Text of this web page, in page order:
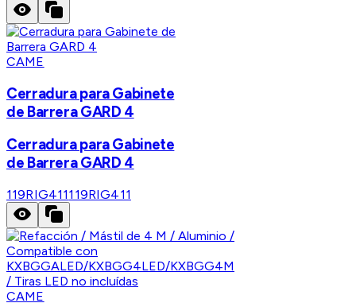
CAME
Cerradura para Gabinete
de Barrera GARD 4
Cerradura para Gabinete
de Barrera GARD 4
119RIG411119RIG411
CAME